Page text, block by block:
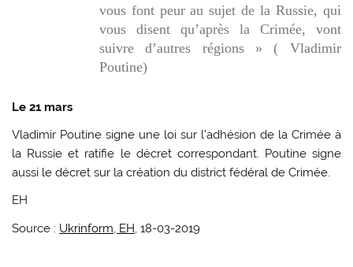
vous font peur au sujet de la Russie, qui
vous disent qu’après la Crimée, vont
suivre d’autres régions » ( Vladimir
Poutine)
Le 21 mars
Vladimir Poutine signe une loi sur l’adhésion de la Crimée à
la Russie et ratifie le décret correspondant. Poutine signe
aussi le décret sur la création du district fédéral de Crimée.
EH
Source : Ukrinform, EH, 18-03-2019